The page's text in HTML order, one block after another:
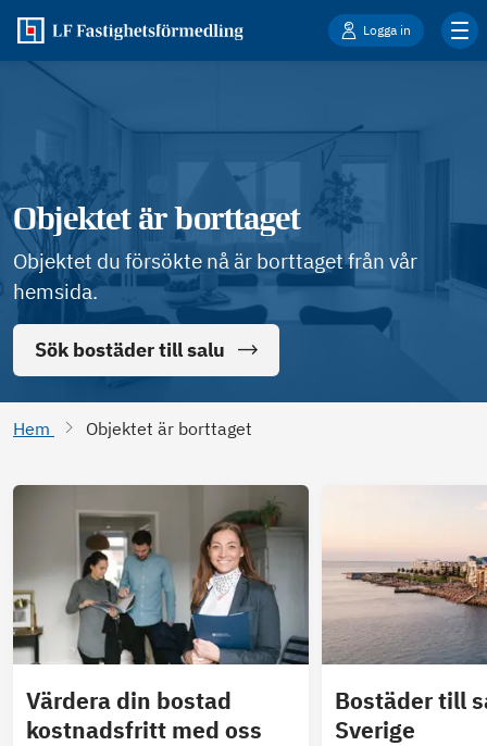
Logga in
Objektet är borttaget
Objektet du försökte nå är borttaget från vår
hemsida.
Sök bostäder till salu
Hem Objektet är borttaget
Värdera din bostad
kostnadsfritt med oss
Bostäder till
Sverige